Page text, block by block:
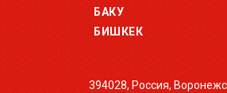
БАКУ
БИШКЕК
394028, Россия,